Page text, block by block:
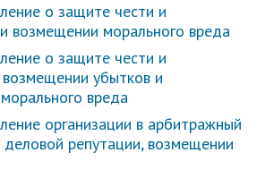
о защите чести и
возмещении морального вреда
о защите чести и
убытков и
вреда
организации в арбитражный
репутации, возмещении